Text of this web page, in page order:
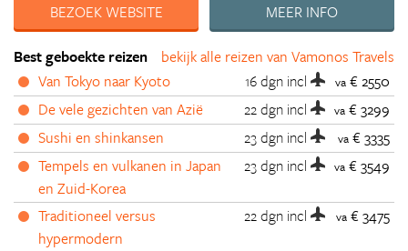
BEZOEK WEBSITE
MEER INFO
bekijk alle reizen van Vamonos Travels
Best geboekte reizen
Van Tokyo naar Kyoto
16 dgn incl va € 2550
De vele gezichten van Azië
22 dgn incl va € 3299
Sushi en shinkansen
23 dgn incl va € 3335
Tempels en vulkanen in Japan
en Zuid-Korea
23 dgn incl va € 3549
Traditioneel versus
hypermodern
22 dgn incl va € 3475